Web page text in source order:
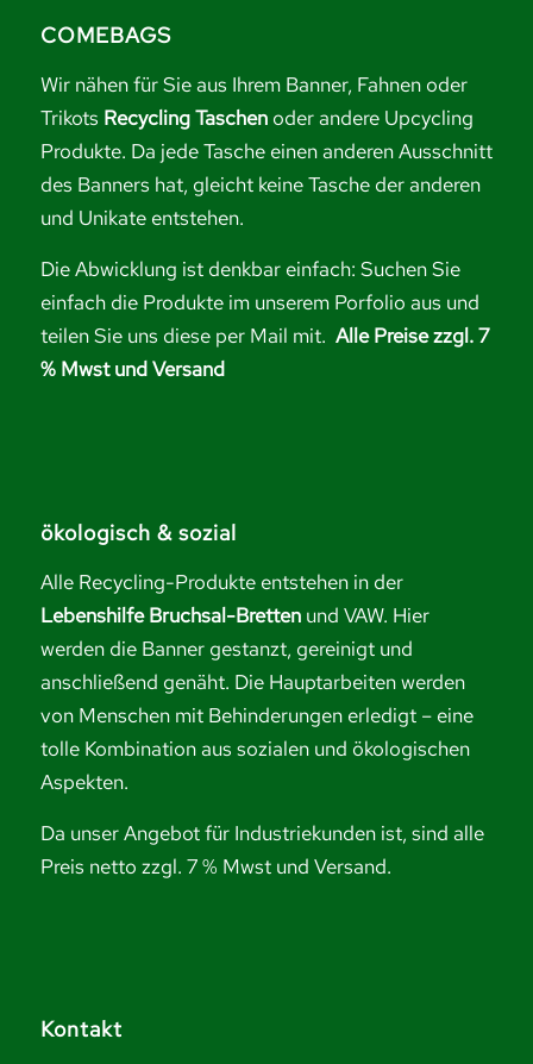
COMEBAGS
Wir nähen für Sie aus Ihrem Banner, Fahnen oder
Trikots Recycling Taschenoder andere Upcycling
Produkte. Da jede Tasche einen anderen Ausschnitt
des Banners hat, gleicht keine Tasche der anderen
und Unikate entstehen.
Die Abwicklung ist denkbar einfach: Suchen Sie
einfach die Produkte im unserem Porfolio aus und
teilen Sie uns diese per Mail mit. Alle Preise zzgl. 7
% Mwst und Versand
ökologisch & sozial
Alle Recycling-Produkte entstehen in der
Lebenshilfe Bruchsal-Bretten und VAW. Hier
werden die Banner gestanzt, gereinigt und
anschließend genäht. Die Hauptarbeiten werden
von Menschen mit Behinderungen erledigt – eine
tolle Kombination aus sozialen und ökologischen
Aspekten.
Da unser Angebot für Industriekunden ist, sind alle
Preis netto zzgl. 7 % Mwst und Versand.
Kontakt